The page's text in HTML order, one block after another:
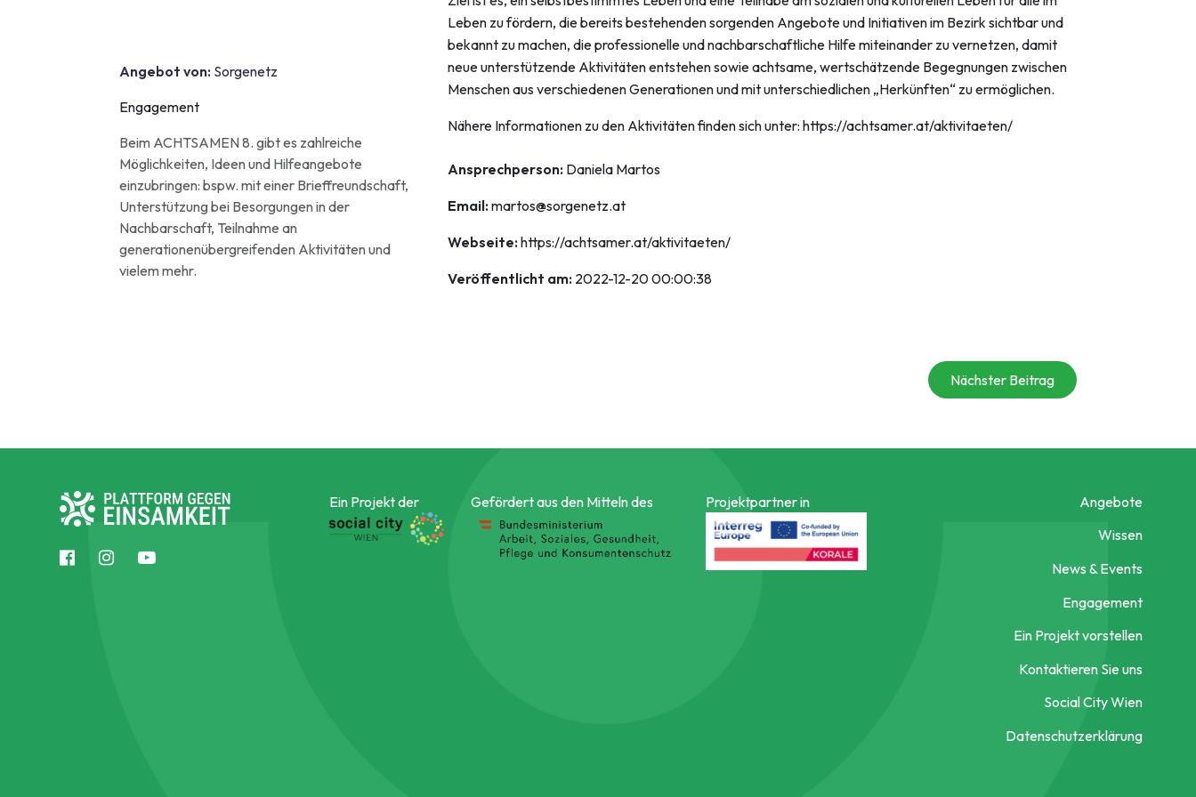
Angebot von: Sorgenetz
Engagement
Beim ACHTSAMEN 8. gibt es zahlreiche
Möglichkeiten, Ideen und Hilfeangebote
einzubringen: bspw. mit einer Brieffreundschaft,
Unterstützung bei Besorgungen in der
Nachbarschaft, Teilnahme an
generationenübergreifenden Aktivitäten und
vielem mehr.
Leben zu fördern, die bereits bestehenden sorgenden Angebote und Initiativen im Bezirk sichtbar und
bekannt zu machen, die professionelle und nachbarschaftliche Hilfe miteinander zu vernetzen, damit
neue unterstützende Aktivitäten entstehen sowie achtsame, wertschätzende Begegnungen zwischen
Menschen aus verschiedenen Generationen und mit unterschiedlichen „Herkünften“ zu ermöglichen.
Nähere Informationen zu den Aktivitäten finden sich unter: https://achtsamer.at/aktivitaeten/
Ansprechperson: Daniela Martos
Email:martos@sorgenetz.at
Webseite:https://achtsamer.at/aktivitaeten/
Veröffentlicht am: 2022-12-20 00:00:38
Nächster Beitrag
Ein Projekt der Gefördert aus den Mitteln des Projektpartner in
Angebote
Wissen
News & Events
Engagement
Ein Projekt vorstellen
Kontaktieren Sie uns
Social City Wien
Datenschutzerklärung